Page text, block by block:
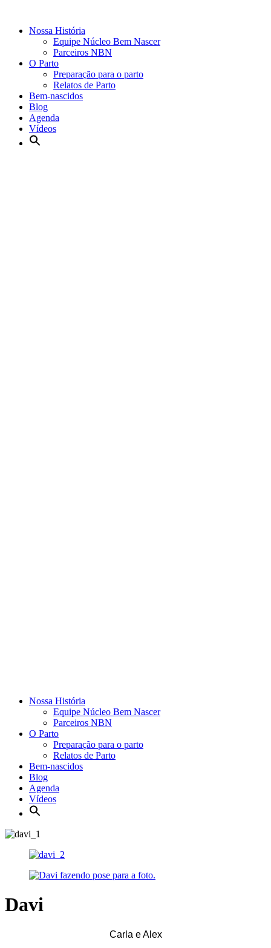
Nossa História
Equipe Núcleo Bem Nascer
Parceiros NBN
O Parto
Preparação para o parto
Relatos de Parto
Bem-nascidos
Blog
Agenda
Vídeos
Nossa História
Equipe Núcleo Bem Nascer
Parceiros NBN
O Parto
Preparação para o parto
Relatos de Parto
Bem-nascidos
Blog
Agenda
Vídeos
Davi
Carla e Alex